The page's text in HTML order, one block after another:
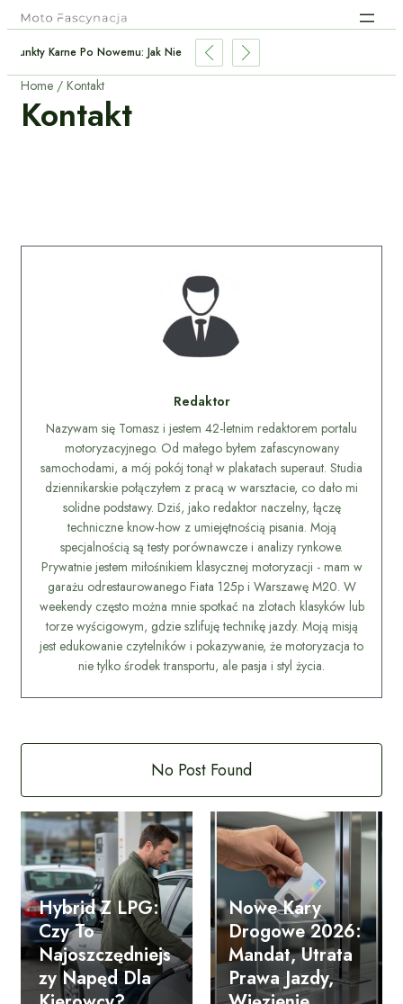
Punkty Karne Po Nowemu: Jak Nie Stracić Prawa Jazdy?
Home Kontakt
Kontakt
Redaktor
Nazywam się Tomasz i jestem 42-letnim redaktorem portalu
motoryzacyjnego. Od małego byłem zafascynowany
samochodami, a mój pokój tonął w plakatach superaut. Studia
dziennikarskie połączyłem z pracą w warsztacie, co dało mi
solidne podstawy. Dziś, jako redaktor naczelny, łączę
techniczne know-how z umiejętnością pisania. Moją
specjalnością są testy porównawcze i analizy rynkowe.
Prywatnie jestem miłośnikiem klasycznej motoryzacji - mam w
garażu odrestaurowanego Fiata 125p i Warszawę M20. W
weekendy często można mnie spotkać na zlotach klasyków lub
torze wyścigowym, gdzie szlifuję technikę jazdy. Moją misją
jest edukowanie czytelników i pokazywanie, że motoryzacja to
nie tylko środek transportu, ale pasja i styl życia.
No Post Found
Hybrid Z LPG:
Czy To
Najoszczędniejs
Zy Napęd Dla
Nowe Kary
Drogowe 2026:
Mandat, Utrata
Prawa Jazdy,